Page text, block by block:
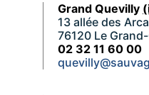
Grand Quevilly
13 allée des
76120 Le
02 32 11 60 00